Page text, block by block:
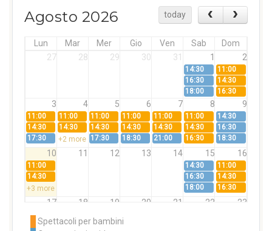
Agosto 2026 today
Lun Mar Mer Gio Ven Sab
Dom
27
28 29 30 31 1 2
14:30
11:00
16:30
14:30
18:00
16:30
3 4 5 6 7 8 9
11:00 11:00 11:00 11:00 11:00 11:00
14:30
14:30
14:30 14:30 14:30 14:30 14:30
16:30
17:30
+2 more 17:30 18:30 21:00 16:30 18:30
10 11 12 13 14 15 16
11:00 14:30
11:00
14:30
16:30
14:30
+3 more
18:00 16:30
17 18 19 20 21 22 23
11:00
14:30
14:30 14:30 14:30
Spettacoli per bambini